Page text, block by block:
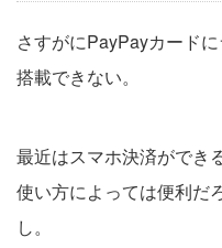
さすがにPayPayカード
搭載できない。
最近はスマホ決済ができ
使い方によっては便利だ
し。